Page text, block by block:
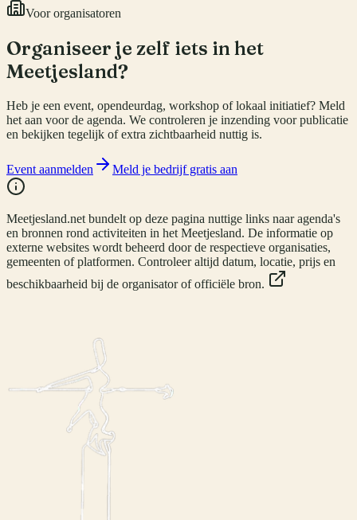
Voor organisatoren
Organiseer je zelf iets in het
Meetjesland?
Heb je een event, opendeurdag, workshop of lokaal initiatief? Meld
het aan voor de agenda. We controleren je inzending voor publicatie
en bekijken tegelijk of extra zichtbaarheid nuttig is.
Event aanmelden Meld je bedrijf gratis aan
Meetjesland.net bundelt op deze pagina nuttige links naar agenda's
en bronnen rond activiteiten in het Meetjesland. De informatie op
externe websites wordt beheerd door de respectieve organisaties,
gemeenten of platformen. Controleer altijd datum, locatie, prijs en
beschikbaarheid bij de organisator of officiële bron.